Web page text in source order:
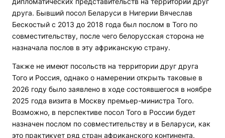
друга. Бывший посол Беларуси в Нигерии Вячеслав
Бескостый с 2013 до 2018 года был послом в Того по
совместительству, после чего белорусская сторона не
назначала послов в эту африканскую страну.
Также не имеют посольств на территории друг друга
Того и Россия, однако о намерении открыть таковые в
2026 году было заявлено в ходе состоявшегося в ноябре
2025 года визита в Москву премьер-министра Того.
Возможно, в перспективе посол Того в России будет
назначен послом по совместительству и в Беларуси, как
это практикует ряд стран африканского континента.